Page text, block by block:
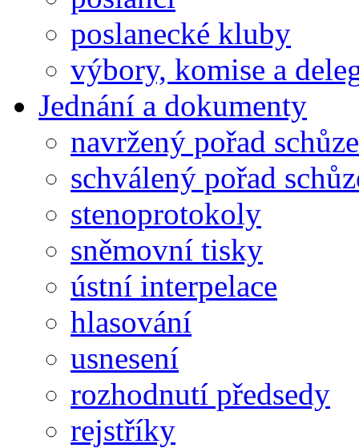
poslanecké kluby
výbory, komise a
Jednání a dokumenty
navržený pořad schůze
schválený pořad
stenoprotokoly
sněmovní tisky
ústní interpelace
hlasování
usnesení
rozhodnutí předsedy
rejstříky